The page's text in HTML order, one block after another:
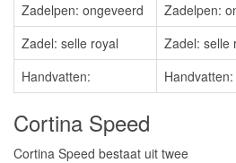
Zadelpen: ongeveerd
Zadelpen:
Zadel: selle royal
Zadel: selle
Handvatten:
Handvatten:
Cortina Speed
Cortina Speed bestaat uit twee